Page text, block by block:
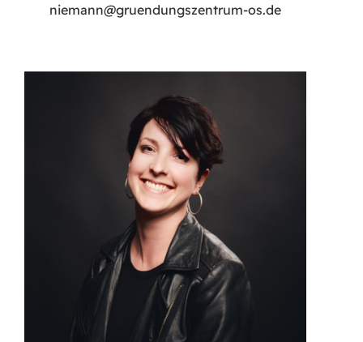
niemann@gruendungszentrum-os.de